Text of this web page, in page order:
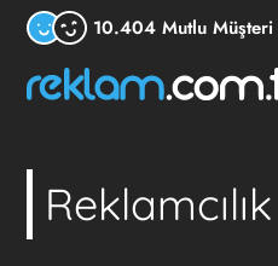
10.404 Mutlu Müşteri